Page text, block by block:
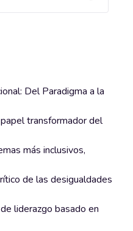
Del Paradigma a la
transformador del
más inclusivos,
de las desigualdades
liderazgo basado en